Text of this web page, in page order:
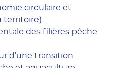
circulaire et
des filières pêche
d’une transition